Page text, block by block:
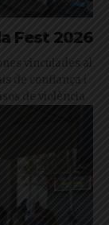
Fest 2026
vinculades al
de confiança i
de violència